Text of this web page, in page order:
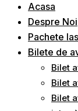
Acasa
Despre Noi
Pachete
Bilete de
Bilet
Bilet
Bilet